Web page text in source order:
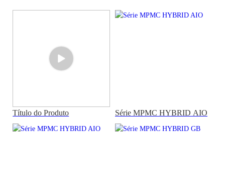
Título do Produto Série MPMC HYBRID AIO